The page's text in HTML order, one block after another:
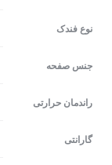
نوع فندک
جنس صفحه
راندمان حرارتی
گارانتی